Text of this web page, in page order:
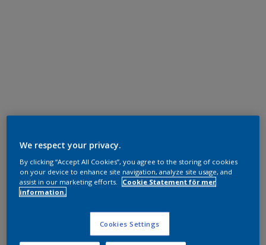
We respect your privacy.
By clicking “Accept All Cookies”, you agree to the storing of cookies
on your device to enhance site navigation, analyze site usage, and
assist in our marketing efforts.
Cookie Statement för mer
information.
Cookies Settings